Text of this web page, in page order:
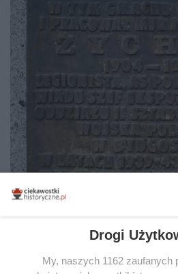
Drogi
My, naszych 1162 zaufanych